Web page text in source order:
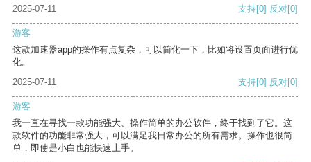
2025-07-11
支持[0] 反对[0]
游客
这款加速器app的操作有点复杂，可以简化一下，比如将设置页面进行优
化。
2025-07-11
支持[0] 反对[0]
游客
我一直在寻找一款功能强大、操作简单的办公软件，终于找到了它。这
款软件的功能非常强大，可以满足我日常办公的所有需求。操作也很简
单，即使是小白也能快速上手。